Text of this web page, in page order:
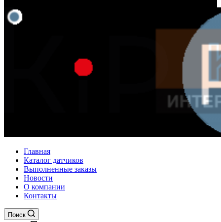
Главная
Каталог датчиков
Выполненные заказы
Новости
О компании
Контакты
Поиск